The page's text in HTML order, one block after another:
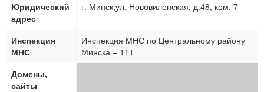
Юридический
адрес
г. Минск,ул. Нововиленская, д.48, ком. 7
Инспекция
МНС
Инспекция МНС по Центральному району
Минска – 111
Домены,
сайты